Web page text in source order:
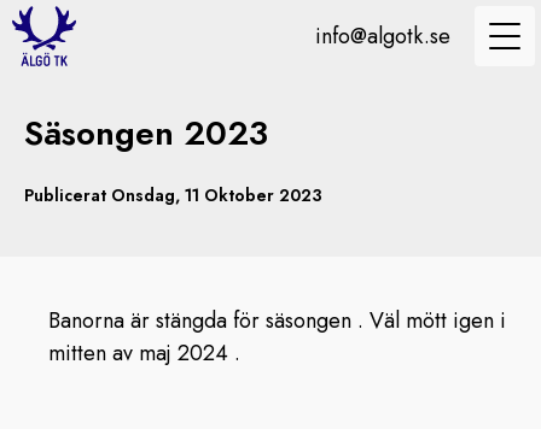
info@algotk.se
Säsongen 2023
Publicerat Onsdag, 11 Oktober 2023
Banorna är stängda för säsongen . Väl mött igen i
mitten av maj 2024 .